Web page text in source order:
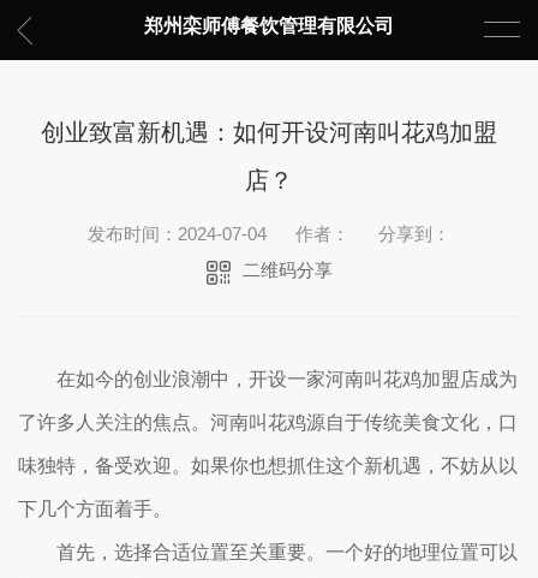
郑州栾师傅餐饮管理有限公司
创业致富新机遇：如何开设河南叫花鸡加盟
店？
发布时间：2024-07-04 作者：
分享到：
二维码分享
在如今的创业浪潮中，开设一家河南叫花鸡加盟店成为
了许多人关注的焦点。河南叫花鸡源自于传统美食文化，口
味独特，备受欢迎。如果你也想抓住这个新机遇，不妨从以
下几个方面着手。
首先，选择合适位置至关重要。一个好的地理位置可以